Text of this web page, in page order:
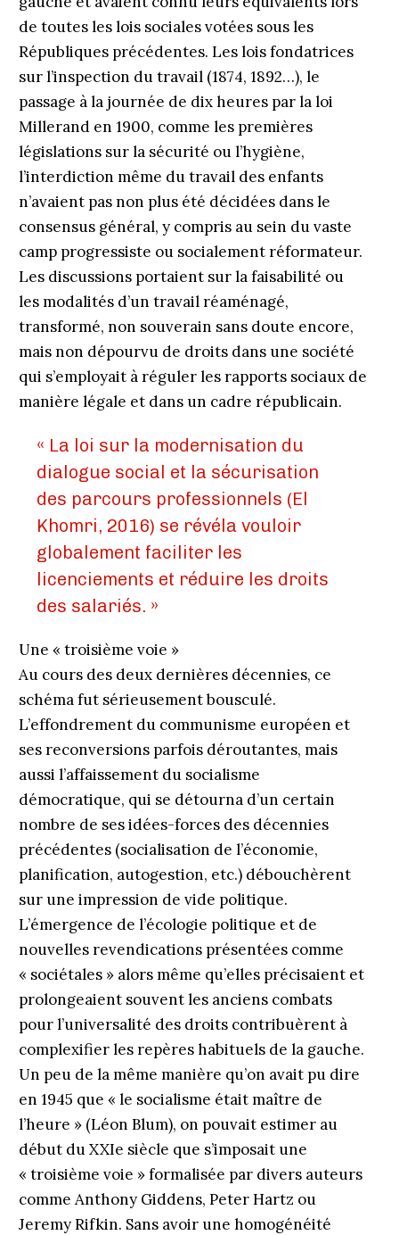
de toutes les lois sociales votées sous les
Républiques précédentes. Les lois fondatrices
sur l’inspection du travail (1874, 1892…), le
passage à la journée de dix heures par la loi
Millerand en 1900, comme les premières
législations sur la sécurité ou l’hygiène,
l’interdiction même du travail des enfants
n’avaient pas non plus été décidées dans le
consensus général, y compris au sein du vaste
camp progressiste ou socialement réformateur.
Les discussions portaient sur la faisabilité ou
les modalités d’un travail réaménagé,
transformé, non souverain sans doute encore,
mais non dépourvu de droits dans une société
qui s’employait à réguler les rapports sociaux de
manière légale et dans un cadre républicain.
« La loi sur la modernisation du
dialogue social et la sécurisation
des parcours professionnels (El
Khomri, 2016) se révéla vouloir
globalement faciliter les
licenciements et réduire les droits
des salariés. »
Une « troisième voie »
Au cours des deux dernières décennies, ce
schéma fut sérieusement bousculé.
L’effondrement du communisme européen et
ses reconversions parfois déroutantes, mais
aussi l’affaissement du socialisme
démocratique, qui se détourna d’un certain
nombre de ses idées-forces des décennies
précédentes (socialisation de l’économie,
planification, autogestion, etc.) débouchèrent
sur une impression de vide politique.
L’émergence de l’écologie politique et de
nouvelles revendications présentées comme
« sociétales » alors même qu’elles précisaient et
prolongeaient souvent les anciens combats
pour l’universalité des droits contribuèrent à
complexifier les repères habituels de la gauche.
Un peu de la même manière qu’on avait pu dire
en 1945 que « le socialisme était maître de
l’heure » (Léon Blum), on pouvait estimer au
début du XXIe siècle que s’imposait une
« troisième voie » formalisée par divers auteurs
comme Anthony Giddens, Peter Hartz ou
Jeremy Rifkin. Sans avoir une homogénéité